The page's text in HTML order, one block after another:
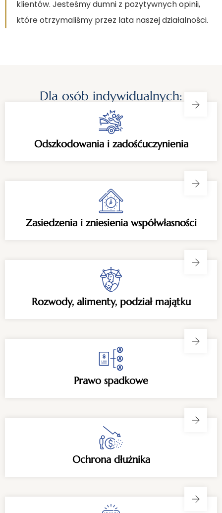
klientów. Jesteśmy dumni z pozytywnych opinii,
które otrzymaliśmy przez lata naszej działalności.
Dla osób indywidualnych:
Odszkodowania i zadośćuczynienia
Zasiedzenia i zniesienia współwłasności
Rozwody, alimenty, podział majątku
Prawo spadkowe
Ochrona dłużnika